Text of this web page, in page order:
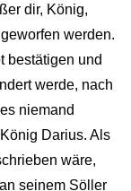
dir, König,
werden.
bestätigen und
werde, nach
niemand
Darius. Als
wäre,
seinem Söller